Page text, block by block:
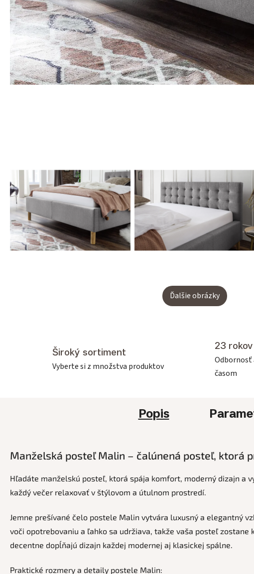
Ďalšie obrázky
Široký sortiment
Vyberte si z množstva produktov
23
Odbornosť
časom
Popis
Manželská posteľ Malin – čalúnená posteľ, ktorá
Hľadáte manželskú posteľ, ktorá spája komfort, moderný dizajn a
každý večer relaxovať v štýlovom a útulnom prostredí.
Jemne prešívané čelo postele Malin vytvára luxusný a elegantný
voči opotrebovaniu a ľahko sa udržiava, takže vaša posteľ
decentne dopĺňajú dizajn každej modernej aj klasickej spálne.
Praktické rozmery a detaily postele Malin: